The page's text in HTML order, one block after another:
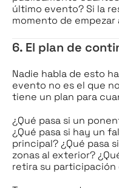
último evento? Si la
momento de empezar
6. El plan de
Nadie habla de esto
evento no es el que
tiene un plan para
¿Qué pasa si un
¿Qué pasa si hay un
principal? ¿Qué pasa
zonas al exterior?
retira su participación